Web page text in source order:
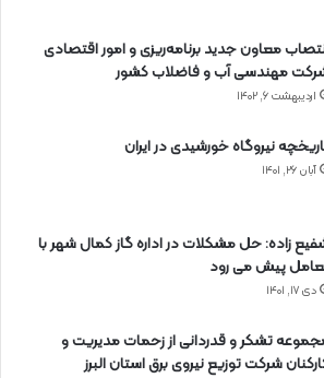
معاون جدید برنامه‌ریزی و امور اقتصادی
مهندسی آب و فاضلاب کشور
اردیبهشت ۶, ۱۴۰۲
نیروگاه خورشیدی در ایران
آبان ۲۶, ۱۴۰۱
زاده: حل مشکلات در اداره گاز کمال شهر با
پیش می رود
دی ۱۷, ۱۴۰۱
تشکر و قدردانی از زحمات مدیریت و
شرکت توزیع نیروی برق استان البرز